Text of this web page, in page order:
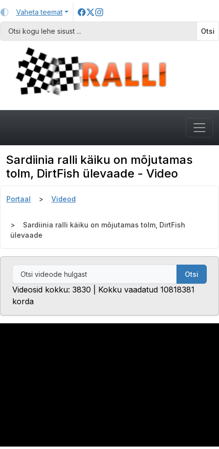
Vaheta teemat
Otsi
Sardiinia ralli käiku on mõjutamas
tolm, DirtFish ülevaade - Video
Portaal Videod
Sardiinia ralli käiku on mõjutamas tolm, DirtFish
ülevaade
Otsi
Videosid kokku: 3830 | Kokku vaadatud 10818381
korda